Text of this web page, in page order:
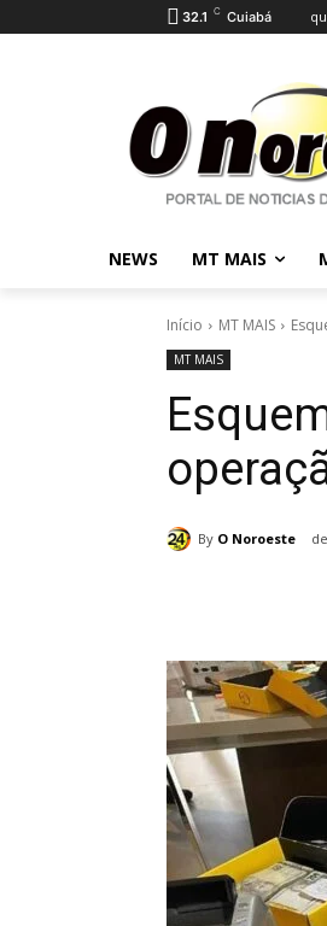
32.1 C Cuiabá
NEWS MT MAIS
Início MT MAIS
MT MAIS
By O Noroeste